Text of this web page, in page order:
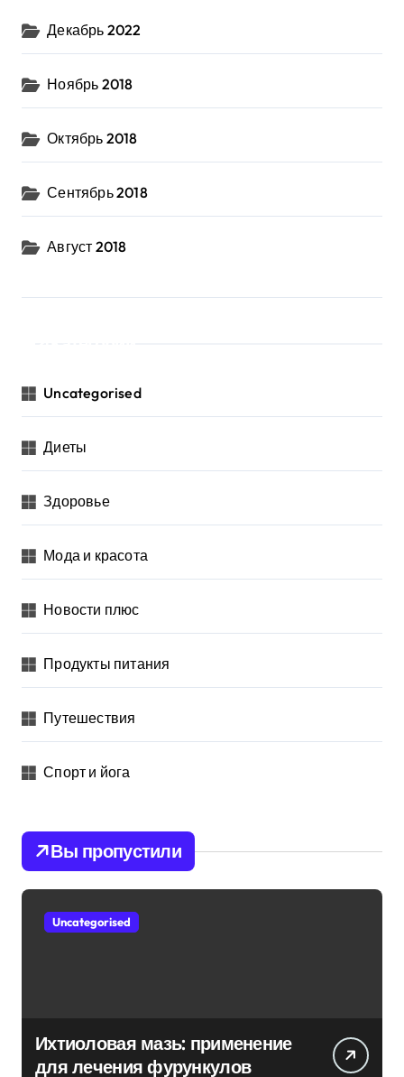
Декабрь 2022
Ноябрь 2018
Октябрь 2018
Сентябрь 2018
Август 2018
Uncategorised
Диеты
Здоровье
Мода и красота
Новости плюс
Продукты питания
Путешествия
Спорт и йога
Вы пропустили
Uncategorised
Ихтиоловая мазь: применение
для лечения фурункулов